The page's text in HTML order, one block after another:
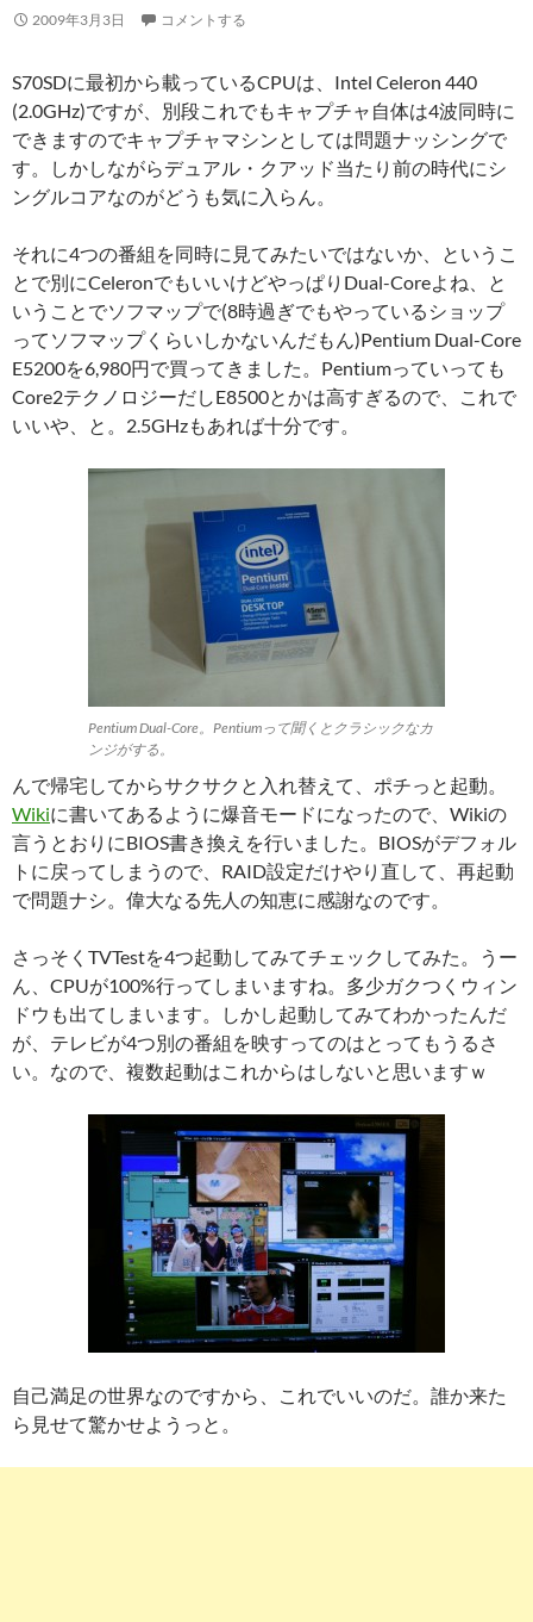
2009年3月3日 コメントする
S70SDに最初から載っているCPUは、Intel Celeron 440
(2.0GHz)ですが、別段これでもキャプチャ自体は4波同時に
できますのでキャプチャマシンとしては問題ナッシングで
す。しかしながらデュアル・クアッド当たり前の時代にシ
ングルコアなのがどうも気に入らん。
それに4つの番組を同時に見てみたいではないか、というこ
とで別にCeleronでもいいけどやっぱりDual-Coreよね、と
いうことでソフマップで(8時過ぎでもやっているショップ
ってソフマップくらいしかないんだもん)Pentium Dual-Core
E5200を6,980円で買ってきました。Pentiumっていっても
Core2テクノロジーだしE8500とかは高すぎるので、これで
いいや、と。2.5GHzもあれば十分です。
Pentium Dual-Core。Pentiumって聞くとクラシックなカ
ンジがする。
んで帰宅してからサクサクと入れ替えて、ポチっと起動。
Wikiに書いてあるように爆音モードになったので、Wikiの
言うとおりにBIOS書き換えを行いました。BIOSがデフォル
トに戻ってしまうので、RAID設定だけやり直して、再起動
で問題ナシ。偉大なる先人の知恵に感謝なのです。
さっそくTVTestを4つ起動してみてチェックしてみた。うー
ん、CPUが100%行ってしまいますね。多少ガクつくウィン
ドウも出てしまいます。しかし起動してみてわかったんだ
が、テレビが4つ別の番組を映すってのはとってもうるさ
い。なので、複数起動はこれからはしないと思いますｗ
自己満足の世界なのですから、これでいいのだ。誰か来た
ら見せて驚かせようっと。